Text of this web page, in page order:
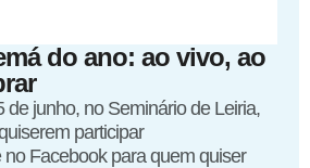
do ano: ao vivo, ao
de junho, no Seminário de Leiria,
participar
Facebook para quem quiser